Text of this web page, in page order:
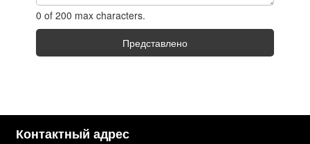
0 of 200 max characters.
Представлено
Контактный адрес